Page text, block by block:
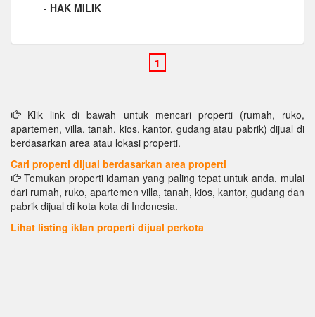
- HAK MILIK
Klik link di bawah untuk mencari properti (rumah, ruko,
apartemen, villa, tanah, kios, kantor, gudang atau pabrik) dijual di
berdasarkan area atau lokasi properti.
Cari properti dijual berdasarkan area properti
Temukan properti idaman yang paling tepat untuk anda, mulai
dari rumah, ruko, apartemen villa, tanah, kios, kantor, gudang dan
pabrik dijual di kota kota di Indonesia.
Lihat listing iklan properti dijual perkota